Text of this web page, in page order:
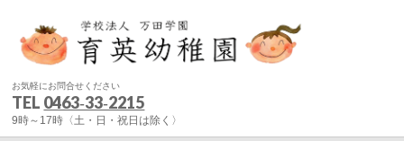
お気軽にお問合せください
TEL 0463‐33‐2215
9時～17時〈土・日・祝日は除く〉